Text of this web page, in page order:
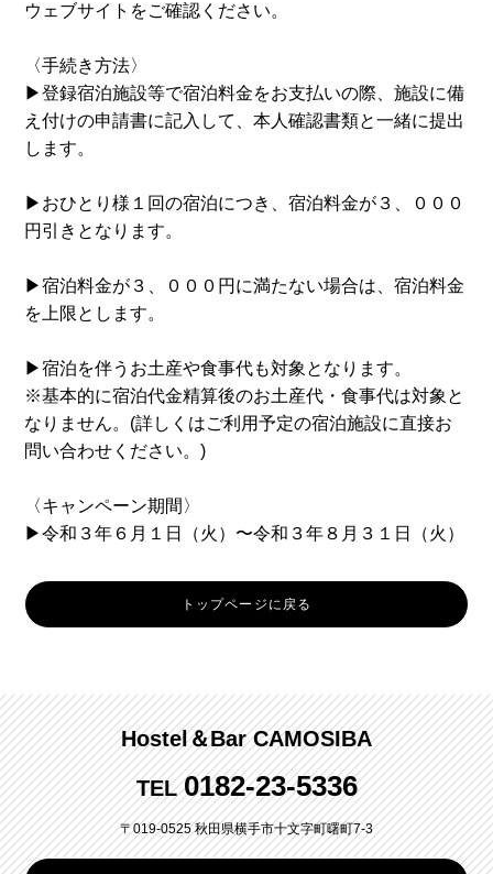
ウェブサイトをご確認ください。
〈手続き方法〉
▶︎登録宿泊施設等で宿泊料金をお支払いの際、施設に備
え付けの申請書に記入して、本人確認書類と一緒に提出
します。
▶︎おひとり様１回の宿泊につき、宿泊料金が３、０００
円引きとなります。
▶︎宿泊料金が３、０００円に満たない場合は、宿泊料金
を上限とします。
▶︎宿泊を伴うお土産や食事代も対象となります。
※基本的に宿泊代金精算後のお土産代・食事代は対象と
なりません。(詳しくはご利用予定の宿泊施設に直接お
問い合わせください。)
〈キャンペーン期間〉
▶︎令和３年６月１日（火）〜令和３年８月３１日（火）
トップページに戻る
Hostel＆Bar CAMOSIBA
TEL0182-23-5336
〒019-0525 秋田県横手市十文字町曙町7-3